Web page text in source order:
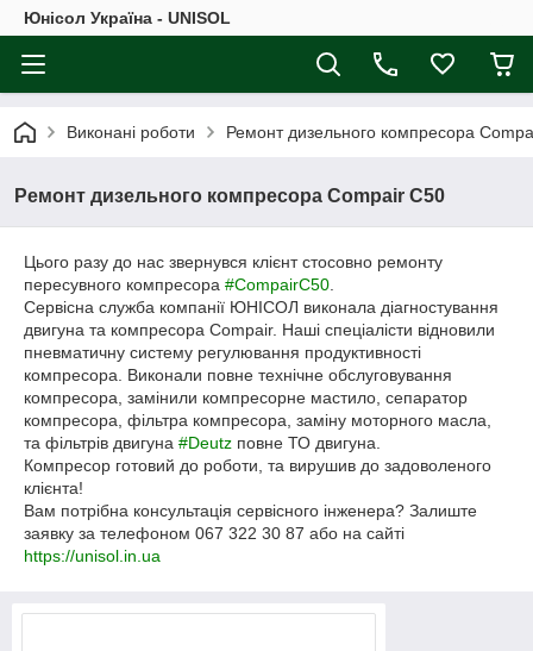
Юнісол Україна - UNISOL
Виконані роботи Ремонт дизельного компресора
Ремонт дизельного компресора Compair C50
Цього разу до нас звернувся клієнт стосовно ремонту
пересувного компресора #CompairC50
Сервісна служба компанії ЮНІСОЛ виконала діагностування
двигуна та компресора Compair. Наші спеціалісти відновили
пневматичну систему регулювання продуктивності
компресора. Виконали повне технічне обслуговування
компресора, замінили компресорне мастило, сепаратор
компресора, фільтра компресора, заміну моторного масла,
та фільтрів двигуна #Deutz повне ТО двигуна.
Компресор готовий до роботи, та вирушив до задоволеного
клієнта!
Вам потрібна консультація сервісного інженера? Залиште
заявку за телефоном 067 322 30 87 або на сайті
https://unisol.in.ua